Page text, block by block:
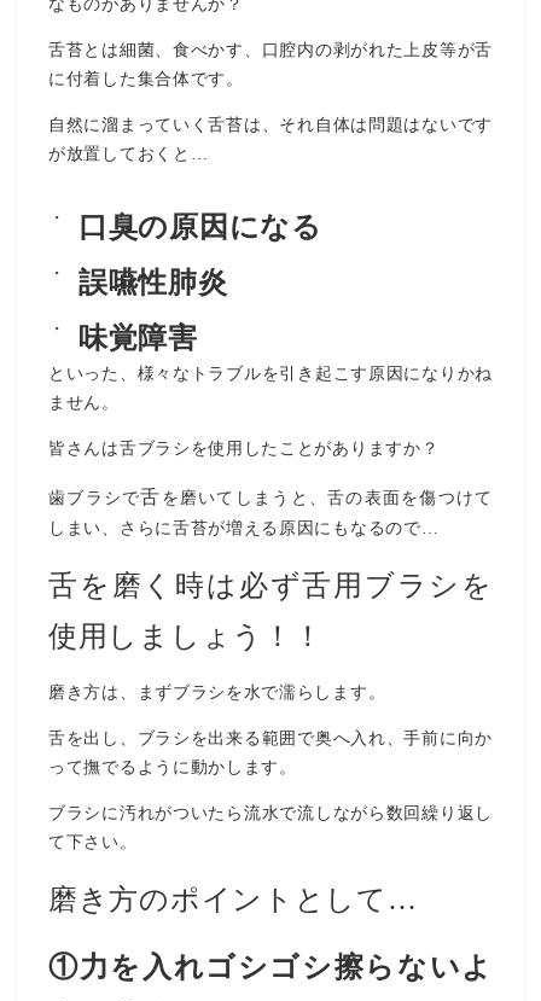
なものがありませんか？
舌苔とは細菌、食べかす、口腔内の剥がれた上皮等が舌
に付着した集合体です。
自然に溜まっていく舌苔は、それ自体は問題はないです
が放置しておくと…
口臭の原因になる
誤嚥性肺炎
味覚障害
といった、様々なトラブルを引き起こす原因になりかね
ません。
皆さんは舌ブラシを使用したことがありますか？
歯ブラシで舌 を磨いてしまうと、舌の表面を傷つけて
しまい、さらに舌苔が増える原因にもなるので…
舌を磨く時は必ず舌用ブラシを
使用しましょう！！
磨き方は、まずブラシを水で濡らします。
舌を出し、ブラシを出来る範囲で奥へ入れ、手前に向か
って撫でるように動かします。
ブラシに汚れがついたら流水で流しながら数回繰り返し
て下さい。
磨き方のポイントとして…
①力を入れゴシゴシ擦らないよ